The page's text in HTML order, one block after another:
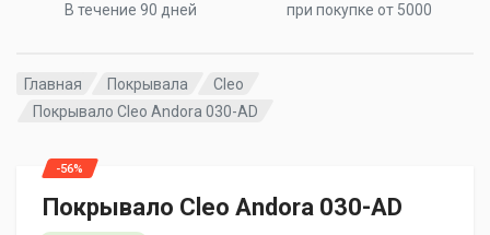
В течение 90 дней при покупке от 5000
Главная Покрывала
Cleo
Покрывало Cleo Andora 030-AD
Покрывало Cleo Andora 030-AD
-56%